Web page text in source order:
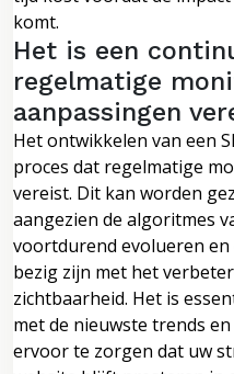
komt.
Het is een
regelmatige
aanpassingen
Het ontwikkelen van een
proces dat regelmatige
vereist. Dit kan worden
aangezien de algoritmes
voortdurend evolueren
bezig zijn met het
zichtbaarheid. Het is
met de nieuwste trends
ervoor te zorgen dat uw